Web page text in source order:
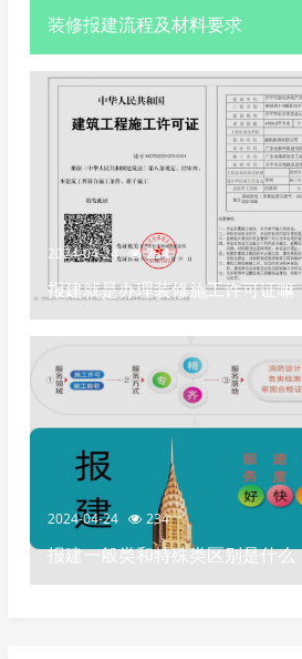
装修报建流程及材料要求
2024-04-24 234
报建就是办理装修施工许可证嘛
2024-04-24 234
报建一般类和特殊类区别是什么